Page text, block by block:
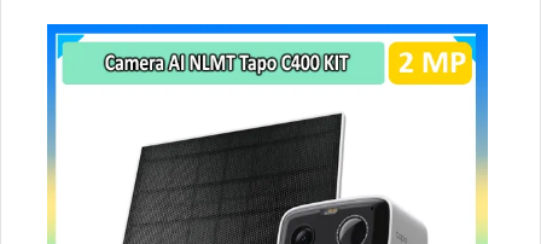
thú cưng, phương tiện, lưu trữ thẻ microSD tối đa 512
GB.